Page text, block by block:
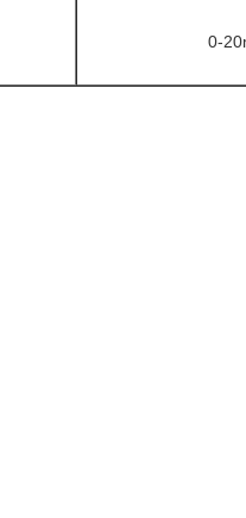
0-